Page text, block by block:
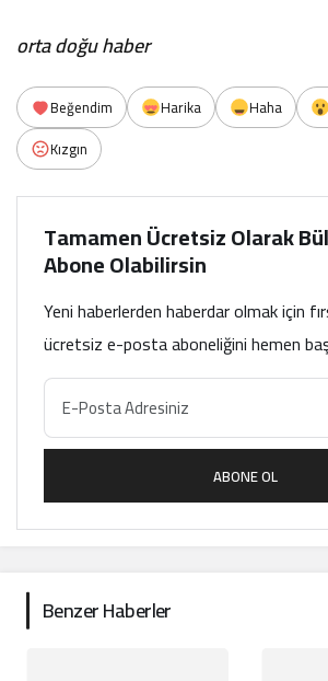
orta doğu haber
Beğendim Harika Haha
Kızgın
Tamamen Ücretsiz Olarak
Abone Olabilirsin
Yeni haberlerden haberdar olmak için
ücretsiz e-posta aboneliğini hemen
ABONE OL
Benzer Haberler